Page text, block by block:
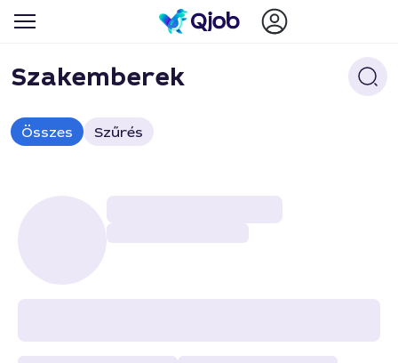
Szakemberek
Összes Szűrés